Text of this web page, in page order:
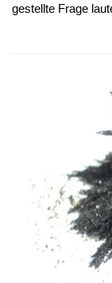
gestellte Frage